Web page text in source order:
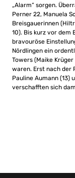
„Alarm“ sorgen.
Perner 22, Manuela
Breisgauerinnen
10). Bis kurz vor dem
bravouröse
Nördlingen ein
Towers (Maike
waren. Erst nach der
Pauline Aumann (13)
verschafften sich